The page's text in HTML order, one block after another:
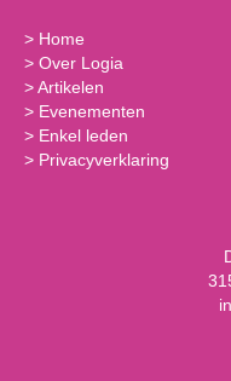
> Home
> Over Logia
>Artikelen
> Evenementen
> Enkel leden
> Privacyverklaring